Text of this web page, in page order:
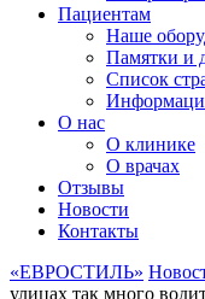
Пациентам
Наше
Памятки и
Список
О нас
О клинике
О врачах
Отзывы
Новости
Контакты
«ЕВРОСТИЛЬ»
улицах так много